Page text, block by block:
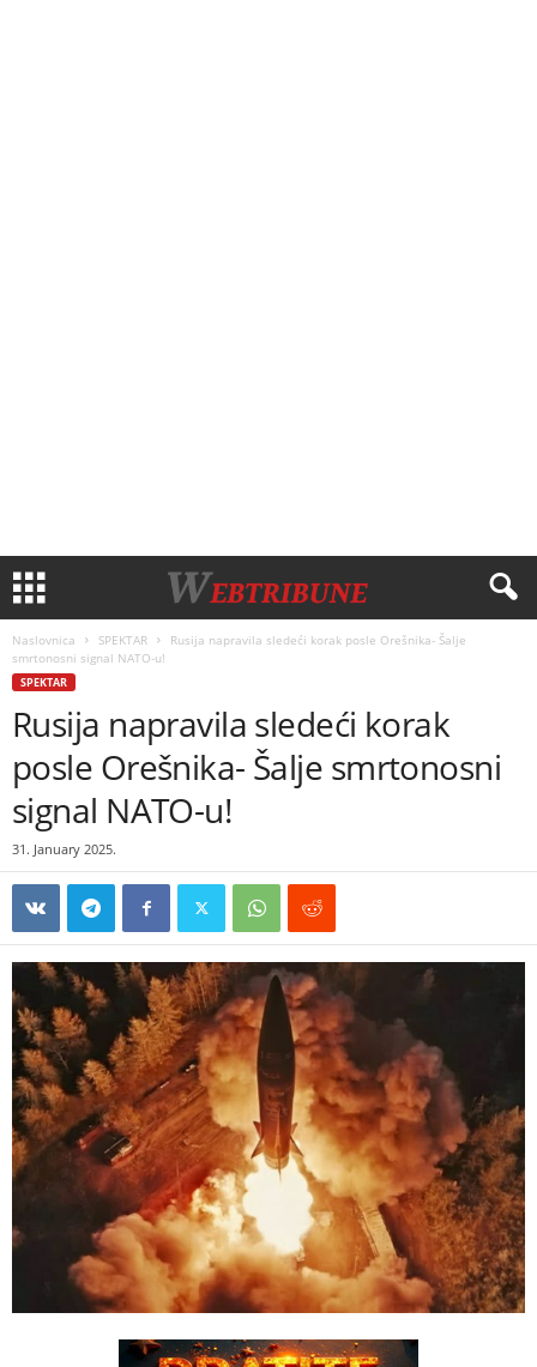
Naslovnica SPEKTAR
Rusija napravila sledeći korak posle Orešnika- Šalje
smrtonosni signal NATO-u!
SPEKTAR
Rusija napravila sledeći korak
posle Orešnika- Šalje smrtonosni
signal NATO-u!
31. January 2025.